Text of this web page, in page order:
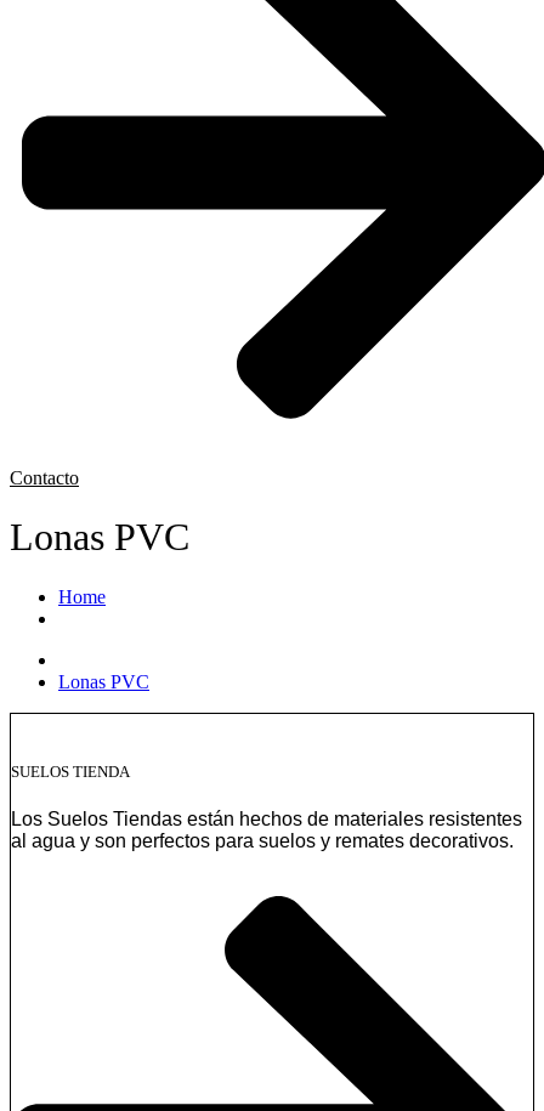
Contacto
Lonas PVC
Home
Lonas PVC
SUELOS TIENDA
Los Suelos Tiendas están hechos de materiales resistentes
al agua y son perfectos para suelos y remates decorativos.